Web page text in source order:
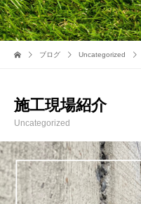
ブログ Uncategorized
施工現場紹介
Uncategorized